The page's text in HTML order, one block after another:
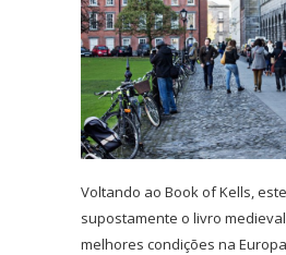
Voltando ao Book of Kells,
supostamente o livro
melhores condições na